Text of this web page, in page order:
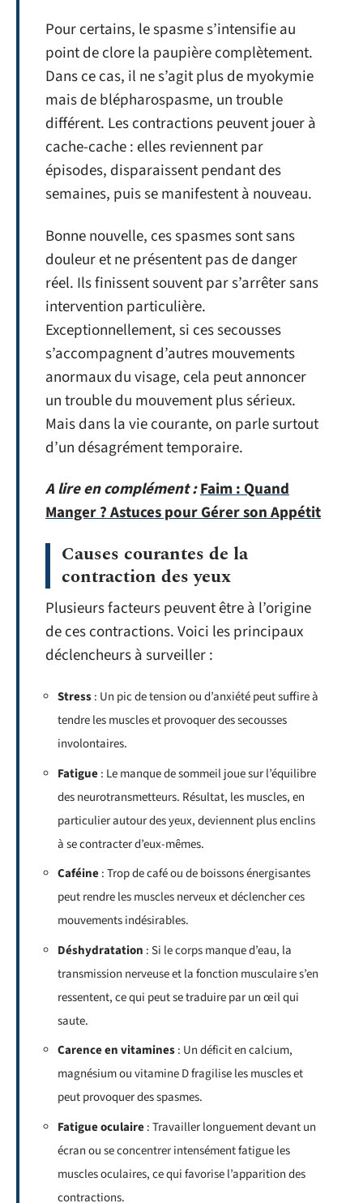
Pour certains, le spasme s’intensifie au
point de clore la paupière complètement.
Dans ce cas, il ne s’agit plus de myokymie
mais de blépharospasme, un trouble
différent. Les contractions peuvent jouer à
cache-cache : elles reviennent par
épisodes, disparaissent pendant des
semaines, puis se manifestent à nouveau.
Bonne nouvelle, ces spasmes sont sans
douleur et ne présentent pas de danger
réel. Ils finissent souvent par s’arrêter sans
intervention particulière.
Exceptionnellement, si ces secousses
s’accompagnent d’autres mouvements
anormaux du visage, cela peut annoncer
un trouble du mouvement plus sérieux.
Mais dans la vie courante, on parle surtout
d’un désagrément temporaire.
A lire en complément :Faim : Quand
Manger ? Astuces pour Gérer son Appétit
Causes courantes de la
contraction des yeux
Plusieurs facteurs peuvent être à l’origine
de ces contractions. Voici les principaux
déclencheurs à surveiller :
Stress: Un pic de tension ou d’anxiété peut suffire à
tendre les muscles et provoquer des secousses
involontaires.
Fatigue: Le manque de sommeil joue sur l’équilibre
des neurotransmetteurs. Résultat, les muscles, en
particulier autour des yeux, deviennent plus enclins
à se contracter d’eux-mêmes.
Caféine: Trop de café ou de boissons énergisantes
peut rendre les muscles nerveux et déclencher ces
mouvements indésirables.
Déshydratation : Si le corps manque d’eau, la
transmission nerveuse et la fonction musculaire s’en
ressentent, ce qui peut se traduire par un œil qui
saute.
Carence en vitamines: Un déficit en calcium,
magnésium ou vitamine D fragilise les muscles et
peut provoquer des spasmes.
Fatigue oculaire: Travailler longuement devant un
écran ou se concentrer intensément fatigue les
muscles oculaires, ce qui favorise l’apparition des
contractions.